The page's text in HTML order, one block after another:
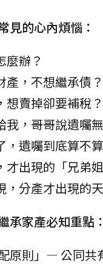
見的心內煩惱：
麼辦？
產，不想繼承債？
想賣掉卻要補稅？
我，哥哥說遺囑
，遺囑到底算不
才出現的「兄弟
，分產才出現的
承家產必知重點：
原則」— 公同共